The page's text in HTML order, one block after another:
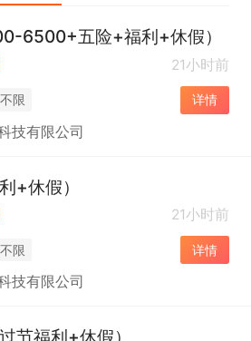
6500+五险+福利+休假）
21小时前
限 详情
技有限公司
+休假）
21小时前
限 详情
技有限公司